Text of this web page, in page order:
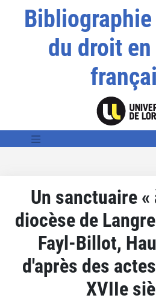
du droit
Un sanctuaire «
diocèse de
Fayl-Billot,
d'après des
XVIIe